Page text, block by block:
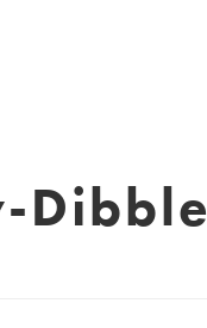
Dibble